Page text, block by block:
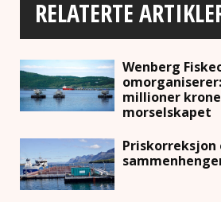
RELATERTE
Wenberg
millioner
morselskapet